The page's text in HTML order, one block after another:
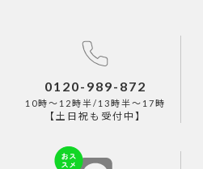
0120-989-872
10時～12時半/13時半～17時
【土日祝も受付中】